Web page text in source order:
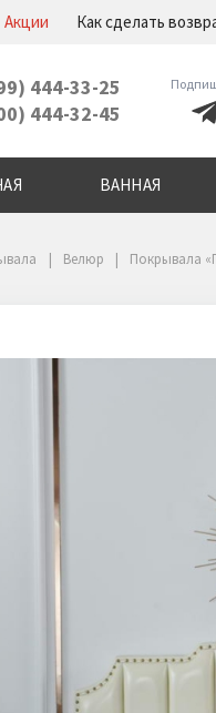
Акции Как сделать
444-33-25
444-32-45
ВАННАЯ
Велюр Покрывала